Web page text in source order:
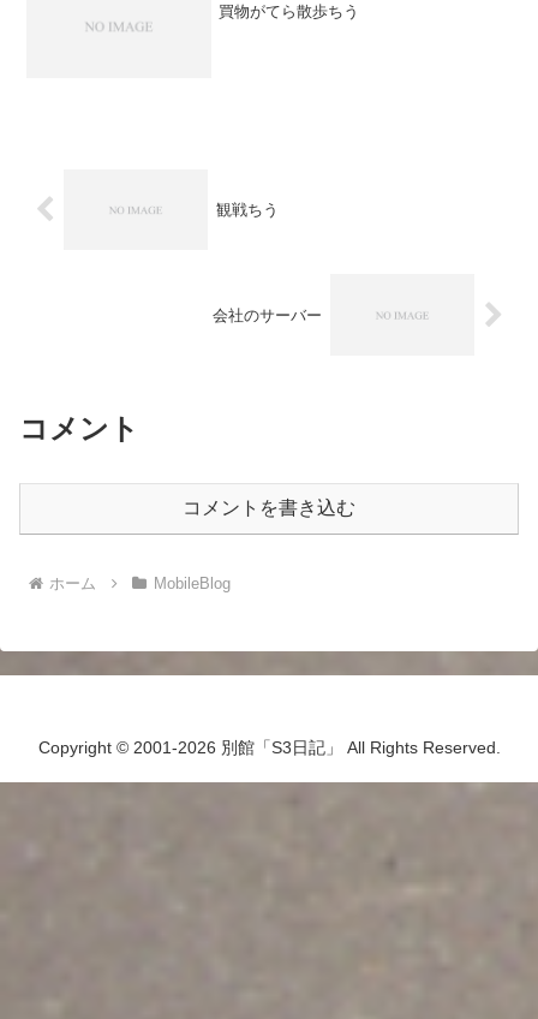
買物がてら散歩ちう
観戦ちう
会社のサーバー
コメント
コメントを書き込む
ホーム MobileBlog
Copyright © 2001-2026 別館「S3日記」 All Rights Reserved.